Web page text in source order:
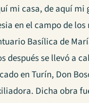
mi casa, de aquí
en el campo de
Basílica de
después se llevó a
en Turín, Don
Dicha obra